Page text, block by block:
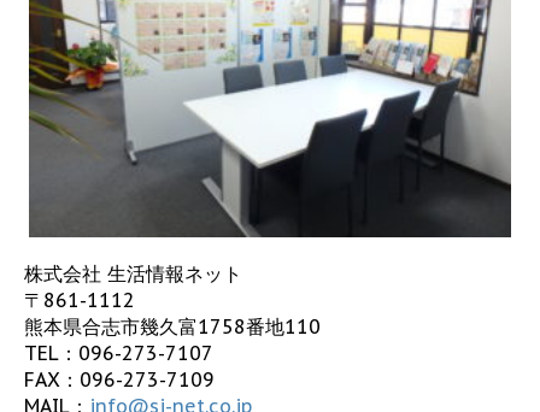
株式会社 生活情報ネット
〒861-1112
熊本県合志市幾久富1758番地110
TEL： 096-273-7107
FAX：096-273-7109
MAIL： info@sj-net.co.jp